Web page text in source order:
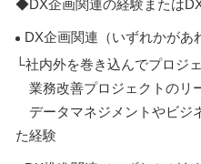
◆DX企画関連の経験または
DX企画関連（いずれかがあ
└社内外を巻き込んでプロジ
業務改善プロジェクトのリ
データマネジメントやビジ
た経験